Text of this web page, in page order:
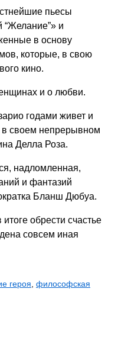
пьесы
“Желание”» и
в основу
которые, в свою
кино.
и о любви.
годами живет и
своем непрерывном
Делла Роза.
надломленная,
и фантазий
Бланш Дюбуа.
обрести счастье
совсем иная
героя философская